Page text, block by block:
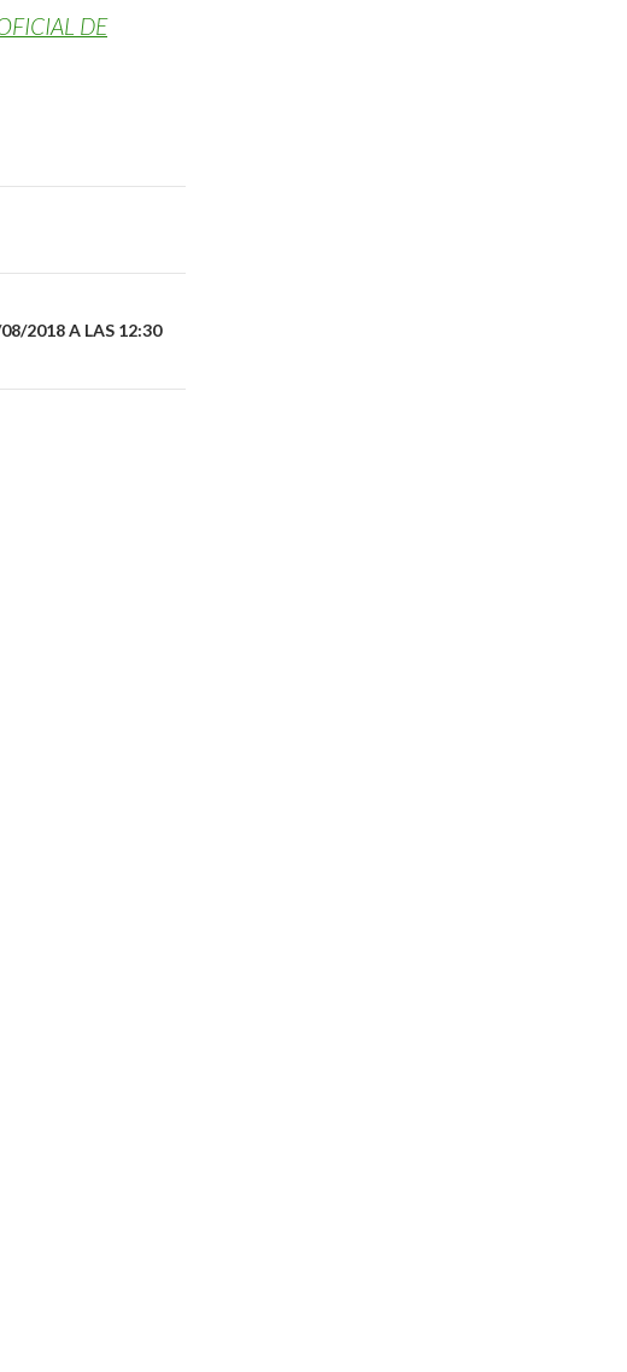
DE
2018 A LAS 12:30